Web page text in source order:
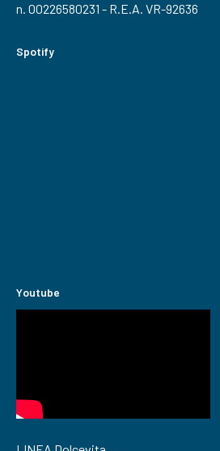
n. 00226580231 - R.E.A. VR-92636
Spotify
Youtube